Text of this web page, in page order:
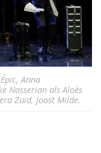
Anna
Nasserian als Aloès
Zuid, Joost Milde.